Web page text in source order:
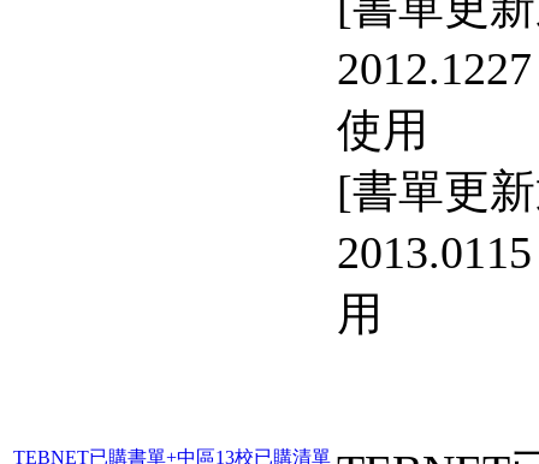
使用
[書單更
用
TEBNET已購書單+中區13校已購清單